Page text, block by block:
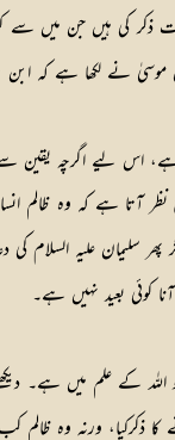
ذکر کی ہیں جن میں
بن موسیٰ نے لکھا ہے
لیے اگرچہ یقین سے
آتا ہے کہ وہ ظالم
سلیمان علیہ السلام
کوئی بعید نہیں ہے۔
ورنہ وہ ظالم کب